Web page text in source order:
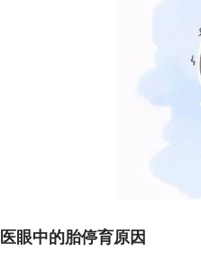
眼中的胎停育原因